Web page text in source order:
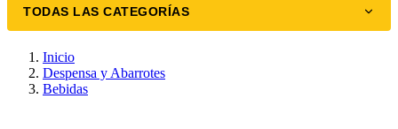
TODAS LAS CATEGORÍAS
Inicio
Despensa y Abarrotes
Bebidas